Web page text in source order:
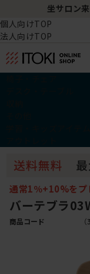
坐サロン
個人向けTOP
法人向けTOP
通常1％+10%をプ
バーテブラ
商品コード